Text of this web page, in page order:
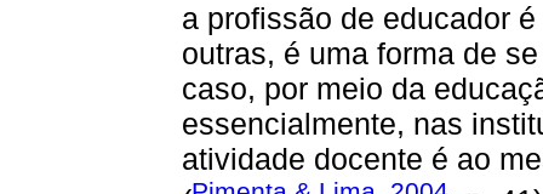
a profissão de educador
outras, é uma forma de
caso, por meio da
essencialmente, nas
atividade docente é ao